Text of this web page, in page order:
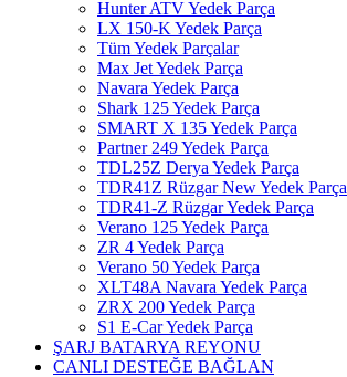
Hunter ATV Yedek Parça
LX 150-K Yedek Parça
Tüm Yedek Parçalar
Max Jet Yedek Parça
Navara Yedek Parça
Shark 125 Yedek Parça
SMART X 135 Yedek Parça
Partner 249 Yedek Parça
TDL25Z Derya Yedek Parça
TDR41Z Rüzgar New Yedek Parça
TDR41-Z Rüzgar Yedek Parça
Verano 125 Yedek Parça
ZR 4 Yedek Parça
Verano 50 Yedek Parça
XLT48A Navara Yedek Parça
ZRX 200 Yedek Parça
S1 E-Car Yedek Parça
ŞARJ BATARYA REYONU
CANLI DESTEĞE BAĞLAN